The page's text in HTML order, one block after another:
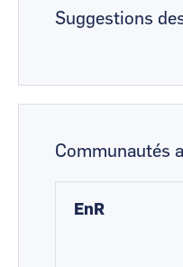
Suggestions
Communautés
EnR